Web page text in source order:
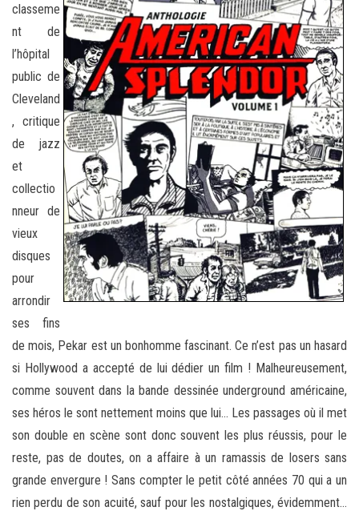
classeme
nt de
l’hôpital
public de
Cleveland
, critique
de jazz
et
collectio
nneur de
vieux
disques
pour
arrondir
ses fins
de mois, Pekar est un bonhomme fascinant. Ce n’est pas un hasard
si Hollywood a accepté de lui dédier un film ! Malheureusement,
comme souvent dans la bande dessinée underground américaine,
ses héros le sont nettement moins que lui… Les passages où il met
son double en scène sont donc souvent les plus réussis, pour le
reste, pas de doutes, on a affaire à un ramassis de losers sans
grande envergure ! Sans compter le petit côté années 70 qui a un
rien perdu de son acuité, sauf pour les nostalgiques, évidemment…